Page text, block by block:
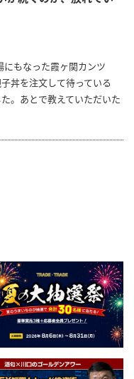
にもなった霞ヶ関カンツ
丼を注文して待っている
。あとで教えていただいた